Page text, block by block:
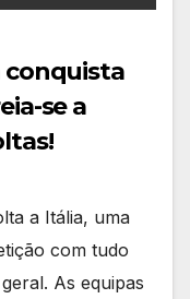
conquista
se a
a Itália, uma
com tudo
As equipas